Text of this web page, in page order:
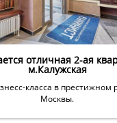
отличная 2-ая
м.Калужская
класса в престижном
Москвы.